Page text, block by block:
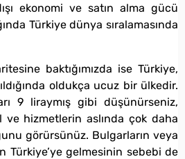
ekonomi ve satın alma gücü
Türkiye dünya sıralamasında
baktığımızda ise Türkiye,
oldukça ucuz bir ülkedir.
9 liraymış gibi düşünürseniz,
ve hizmetlerin aslında çok daha
görürsünüz. Bulgarların veya
Türkiye’ye gelmesinin sebebi de